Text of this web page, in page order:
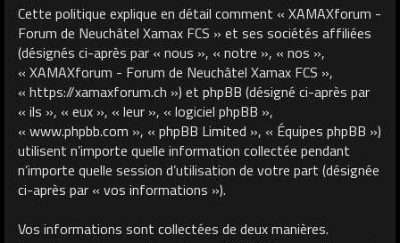
Cette politique explique en détail comment « XAMAXforum -
Forum de Neuchâtel Xamax FCS » et ses sociétés affiliées
(désignés ci-après par « nous », « notre », « nos »,
« XAMAXforum - Forum de Neuchâtel Xamax FCS »,
« https://xamaxforum.ch ») et phpBB (désigné ci-après par
« ils », « eux », « leur », « logiciel phpBB »,
« www.phpbb.com », « phpBB Limited », « Équipes phpBB »)
utilisent n’importe quelle information collectée pendant
n’importe quelle session d’utilisation de votre part (désignée
ci-après par « vos informations »).
Vos informations sont collectées de deux manières.